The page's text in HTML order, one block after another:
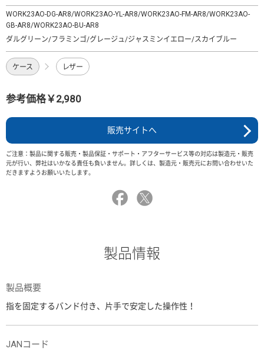
WORK23AO-DG-AR8/WORK23AO-YL-AR8/WORK23AO-FM-AR8/WORK23AO-
GB-AR8/WORK23AO-BU-AR8
ダルグリーン/フラミンゴ/グレージュ/ジャスミンイエロー/スカイブルー
ケース レザー
参考価格￥2,980
販売サイトへ
ご注意：製品に関する販売・製品保証・サポート・アフターサービス等の対応は製造元・販売
元が行い、弊社はいかなる責任も負いません。詳しくは、製造元・販売元にお問い合わせいた
だきますようお願いいたします。
製品情報
製品概要
指を固定するバンド付き、片手で安定した操作性！
JANコード